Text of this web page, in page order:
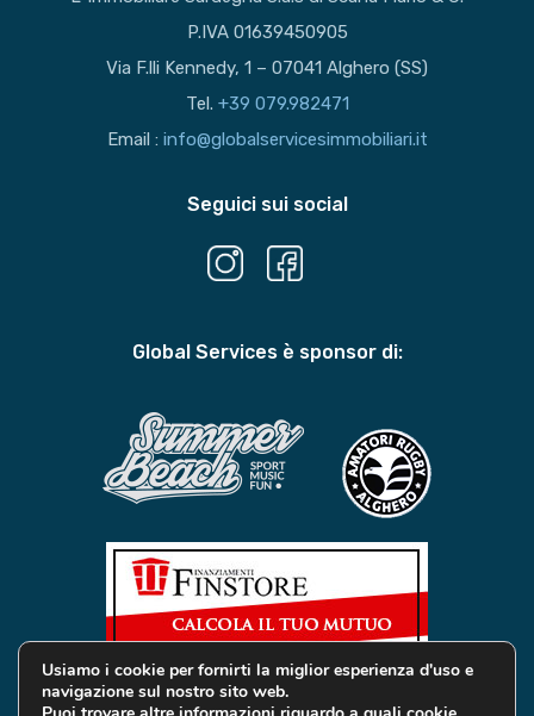
P.IVA 01639450905
Via F.lli Kennedy, 1 – 07041 Alghero (SS)
Tel. +39 079.982471
Email : info@globalservicesimmobiliari.it
Seguici sui social
Global Services è sponsor di:
Usiamo i cookie per fornirti la miglior esperienza d'uso e
navigazione sul nostro sito web.